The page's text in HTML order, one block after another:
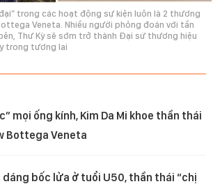
trong các hoạt động sự kiện luôn là 2 thương
Veneta. Nhiều người phỏng đoán với tần
Thư Kỳ sẽ sớm trở thành Đại sứ thương hiệu
trong tương lai
mọi ống kính, Kim Da Mi khoe thần thái
Bottega Veneta
dáng bốc lửa ở tuổi U50, thần thái “chị